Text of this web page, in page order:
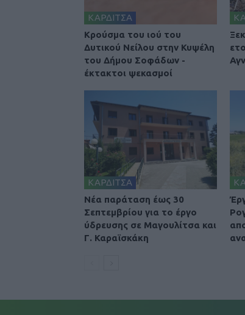
ΚΑΡΔΙΤΣΑ
Κρούσμα του ιού του
Δυτικού Νείλου στην Κυψέλη
του Δήμου Σοφάδων -
έκτακτοι ψεκασμοί
ΚΑΡΔΙΤΣΑ
Νέα παράταση έως 30
Σεπτεμβρίου για το έργο
ύδρευσης σε Μαγουλίτσα και
Γ. Καραϊσκάκη